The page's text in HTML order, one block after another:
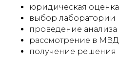
юридическая оценка
выбор лаборатории
проведение анализа
рассмотрение в МВД
получение решения